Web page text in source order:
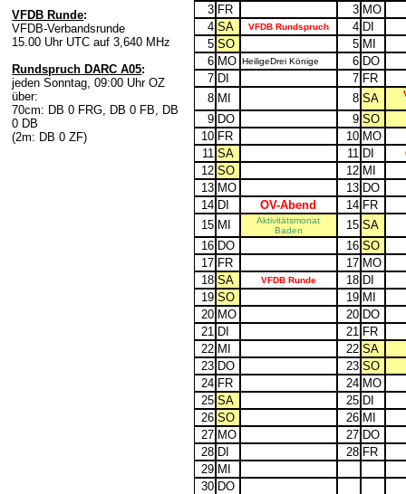
VFDB Runde:
VFDB-Verbandsrunde
15.00 Uhr UTC auf 3,640 MHz
Rundspruch DARC A05:
jeden Sonntag, 09:00 Uhr OZ
über:
70cm: DB 0 FRG, DB 0 FB, DB
0 DB
(2m: DB 0 ZF)
3 FR 3 MO
4 SA VFDB Rundspruch 4 DI
5 SO 5 MI
6 MO HeiligeDrei Könige 6 DO
7 DI 7 FR
8 MI 8 SA
9 DO 9 SO
10 FR 10 MO
11 SA 11 DI
12 SO 12 MI
13 MO 13 DO
14 DI OV-Abend 14 FR
15 MI
Aktivitätsmonat
Baden
15 SA
16 DO 16 SO
17 FR 17 MO
18 SA VFDB Runde 18 DI
19 SO 19 MI
20 MO 20 DO
21 DI 21 FR
22 MI 22 SA
23 DO 23 SO
24 FR 24 MO
25 SA 25 DI
26 SO 26 MI
27 MO 27 DO
28 DI 28 FR
29 MI
30 DO